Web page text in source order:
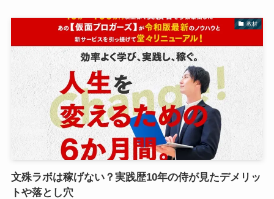
教材
文殊ラボは稼げない？実践歴10年の侍が見たデメリッ
トや落とし穴